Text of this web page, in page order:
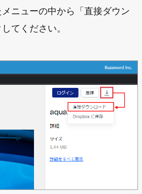
ニューの中から「直接ダウン
てください。